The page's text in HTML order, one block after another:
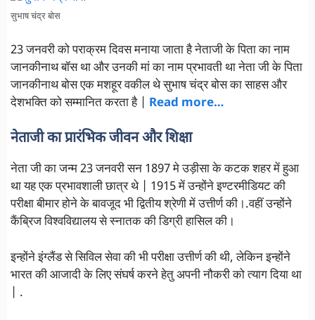
सुभाष चंद्र बोस
23 जनवरी को पराक्रम दिवस मनाया जाता है नेताजी के पिता का नाम
जानकीनाथ बॉस था और उनकी मां का नाम प्रभावती था नेता जी के पिता
जानकीनाथ बोस एक मशहूर वकील थे सुभाष चंद्र बोस का साहस और
देशभक्ति को सम्मानित करता है |
Read more…
नेताजी का प्रारंभिक जीवन और शिक्षा
नेता जी का जन्म 23 जनवरी सन 1897 मे उड़ीसा के कटक शहर में हुआ
था यह एक प्रभावशाली छात्र थे | 1915 में उन्होंने इण्टरमीडियट की
परीक्षा बीमार होने के बावजूद भी द्वितीय श्रेणी में उत्तीर्ण की।.वहीं उन्होंने
कैंब्रिज विश्वविद्यालय से स्नातक की डिग्री हासिल की।
इन्होंने इंग्लैंड से सिविल सेवा की भी परीक्षा उत्तीर्ण की थी, लेकिन इन्होंने
भारत की आजादी के लिए संघर्ष करने हेतु अपनी नौकरी को त्याग दिया था
| .